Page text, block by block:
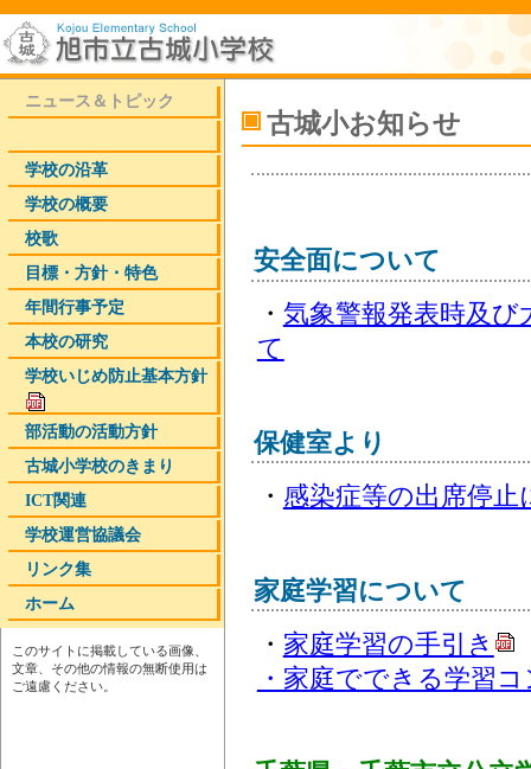
ニュース＆トピック
学校の沿革
学校の概要
校歌
目標・方針・特色
年間行事予定
本校の研究
学校いじめ­防止基本方­針
部活動の活動方針
古城小学校のきまり
ICT関連
学校運営協議会
リンク集
ホーム
このサイトに掲載している画像、
文章、その他の情報の無断使用は
ご遠慮ください。
古城小お知らせ
安全面について
・ 気象警報発表時及び
て
保健室より
・ 感染症等の出席停止
家庭学習について
・ 家庭学習の手引き
・家庭でできる学習